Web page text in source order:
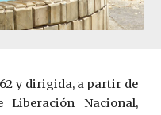
y dirigida, a partir de
Nacional,